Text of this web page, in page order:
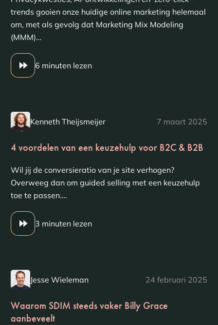
trends gooien onze huidige online marketing helemaal
om, met als gevolg dat Marketing Mix Modeling
(MMM)…
6 minuten lezen
Kenneth Theijsmeijer 7 maart 2025
4 voordelen van een keuzehulp voor B2C & B2B
Wil jij de conversieratio van je site verhogen?
Overweeg dan om guided selling met een keuzehulp
toe te passen….
3 minuten lezen
Jesse Wieleman 24 februari 2025
Waarom SDIM steeds vaker Billy Grace
aanbeveelt